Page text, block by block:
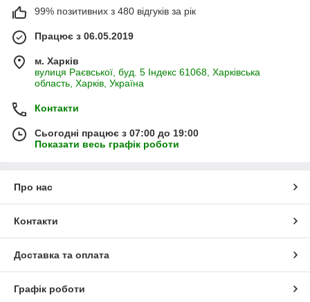
99% позитивних з 480 відгуків за рік
Працює з 06.05.2019
м. Харків
вулиця Раєвської, буд. 5 Індекс 61068, Харківська
область, Харків, Україна
Контакти
Сьогодні працює з 07:00 до 19:00
Показати весь графік роботи
Про нас
Контакти
Доставка та оплата
Графік роботи